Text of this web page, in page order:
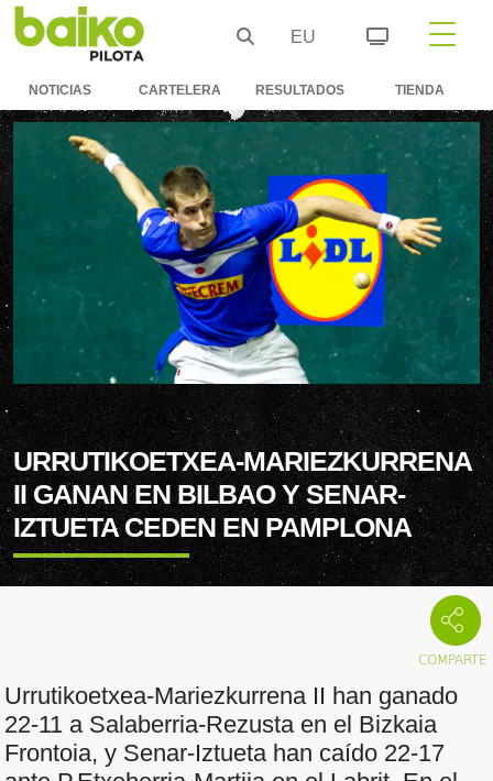
EU
NOTICIAS CARTELERA RESULTADOS TIENDA
URRUTIKOETXEA-MARIEZKURRENA
II GANAN EN BILBAO Y SENAR-
IZTUETA CEDEN EN PAMPLONA
Urrutikoetxea-Mariezkurrena II han ganado
22-11 a Salaberria-Rezusta en el Bizkaia
Frontoia, y Senar-Iztueta han caído 22-17